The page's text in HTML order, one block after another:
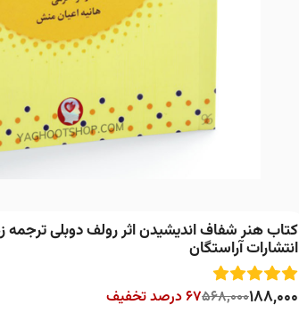
کتاب هنر شفاف اندیشیدن اثر رولف دوبلی ترجمه
انتشارات آراستگان
188,000
568,00067 درصد تخفیف